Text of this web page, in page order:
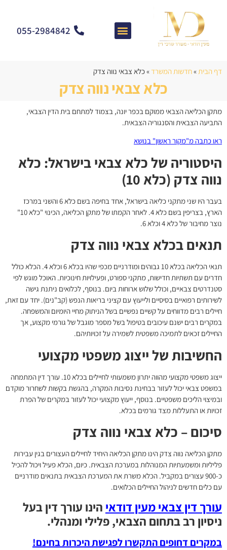
055-2984842
דף הבית»חדשות המשרד »כלא צבאי נווה צדק
כלא צבאי נווה צדק
מתקן הכליאה הצבאי ממוקם בכפר יונה, בצמוד למתחם בית הדין הצבאי,
התביעה הצבאית והסנגוריה הצבאית.
ראו כתבה מ"מקור ראשון" בנושא
היסטוריה של כלא צבאי בישראל: כלא
נווה צדק (כלא 10)
בעבר היו שני מתקני כליאה בישראל, אחד בחיפה בשם כלא 6 והשני במרכז
הארץ, בצריפין בשם כלא 4. לאחר הקמתו של מתקן הכליאה, הכינוי "כלא 10"
נוצר מחיבור של כלא 4 וכלא 6.
תנאים בכלא צבאי נווה צדק
תנאי הכליאה בכלא 10 גבוהים ומודרניים מכפי שהיו בכלא 6 וכלא 4. הכלא כולל
חדרים עם תשתיות חדישות, מתקני ספורט, ופעילויות חינוכיות. האוכל מוגש לפי
סטנדרטים צבאיים, וכולל שלוש ארוחות ביום. בנוסף, לכלואים ניתנת גישה
לשירותים רפואיים בסיסיים ולייעוץ עם קציני בריאות הנפש (קב"נים). יחד עם זאת,
חיילים רבים מדווחים על קשיים נפשיים בשל הניתוק מחיי היומיום והמשפחה.
במקרים רבים ישנם עיכובים בטיפול בשל מספר מוגבל של גורמי מקצוע, אך
החיילים זכאים לתמיכה משפטית לשמירה על זכויותיהם.
החשיבות של ייצוג משפטי מקצועי
ייצוג משפטי מקצועי מהווה יתרון משמעותי לחיילים בכלא 10. עורך דין המתמחה
במשפט צבאי יכול לעזור בבחינת נסיבות המקרה, בהגשת בקשות לשחרור מוקדם
ובמיצוי הליכים משפטיים. בנוסף, ייעוץ מקצועי יכול לעזור במקרים של הפרת
זכויות או התעללות מצד גורמים בכלא.
סיכום – כלא צבאי נווה צדק
מתקן הכליאה נווה צדק הינו מתקן הכליאה היחיד לחיילים העצורים בגין עבירות
פליליות ומשמעתיות המנוהלות במערכת הצבאית. כיום, הכלא פעיל ויכול להכיל
כ-900 עצורים במקביל. הכלא משרת את המערכת הצבאית בתנאים מודרניים
עם כלים חדשים לניהול החיילים הכלואים.
עורך דין צבאי מעין דודאי הינו עורך דין בעל
ניסיון רב בתחום הצבאי, פלילי ומנהלי.
במקרים דחופים התקשרו לפגישת היכרות בחינם!